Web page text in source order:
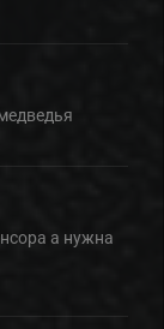
а нужна